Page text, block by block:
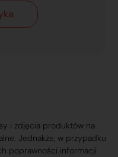
i zdjęcia produktów na
Jednakże, w przypadku
poprawności informacji